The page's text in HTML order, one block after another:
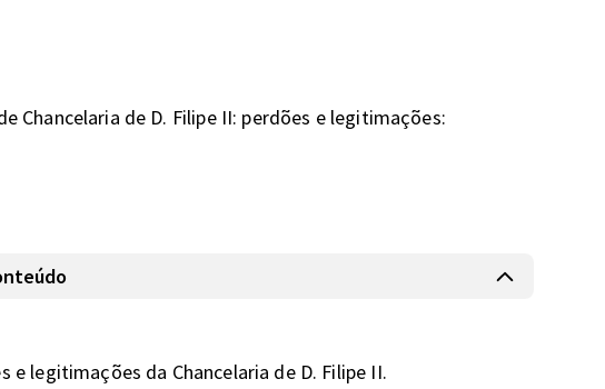
Chancelaria de D. Filipe II: perdões e legitimações:
e legitimações da Chancelaria de D. Filipe II.